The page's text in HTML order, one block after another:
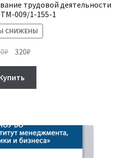
трудовой деятельности
009/1-155-1
СНИЖЕНЫ
₽ Первоначальная
цена
составляла
750₽.
320₽
цена: